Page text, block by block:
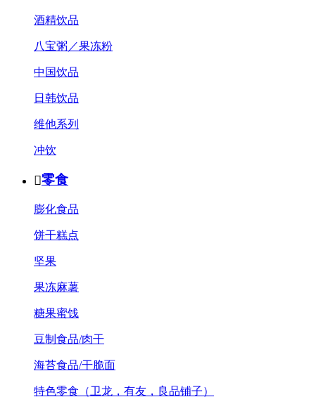
酒精饮品
八宝粥／果冻粉
中国饮品
日韩饮品
维他系列
冲饮
零食
膨化食品
饼干糕点
坚果
果冻麻薯
糖果蜜饯
豆制食品/肉干
海苔食品/干脆面
特色零食（卫龙，有友，良品铺子）